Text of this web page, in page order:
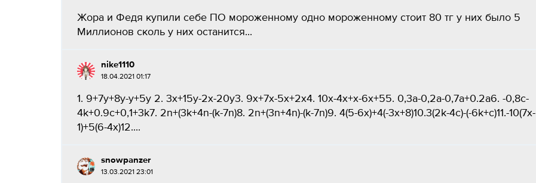
Жора и Федя купили себе ПО мороженному одно мороженному стоит 80 тг у них было 5
Миллионов сколь у них останится​...
nike1110
18.04.2021 01:17
1. 9+7y+8y-y+5y 2. 3x+15y-2x-20y3. 9x+7x-5x+2x4. 10x-4x+x-6x+55. 0,3a-0,2a-0,7a+0.2a6. -0,8c-
4k+0.9c+0,1+3k7. 2n+(3k+4n-(k-7n)8. 2n+(3n+4n)-(k-7n)9. 4(5-6x)+4(-3x+8)10.3(2k-4c)-(-6k+c)11.-10(7x-
1)+5(6-4x)12....
snowpanzer
13.03.2021 23:01